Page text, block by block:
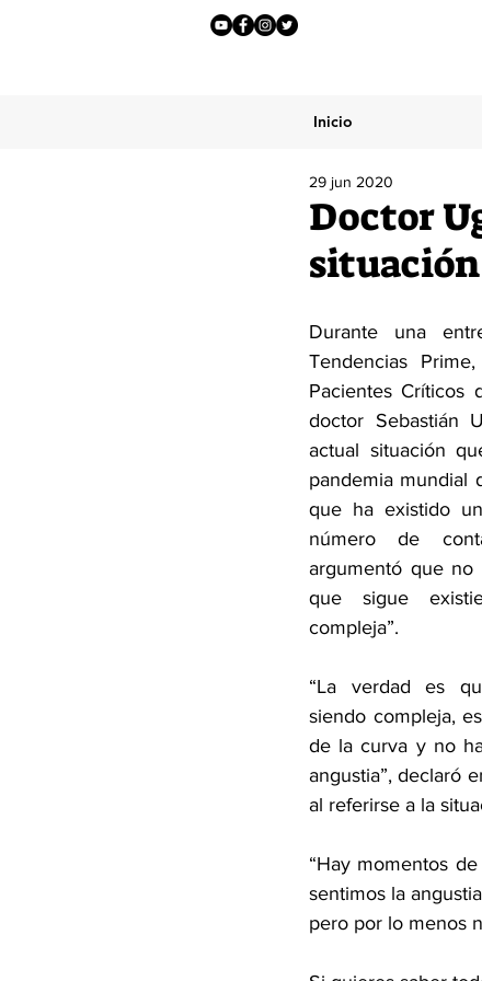
Inicio
Doctor
situación
29 jun 2020
Durante una
Tendencias
Pacientes Críticos
doctor Sebastián
actual situación
pandemia mundial
que ha existido
número de
argumentó que no
que sigue
compleja”.
“La verdad es
siendo compleja,
de la curva y no
angustia”, declaró
al referirse a la
“Hay momentos
sentimos la
pero por lo menos